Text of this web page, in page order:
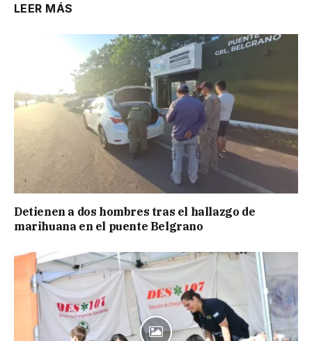
LEER MÁS
Detienen a dos hombres tras el hallazgo de
marihuana en el puente Belgrano